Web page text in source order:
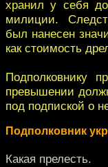
хранил у себя
милиции.
был нанесен
как стоимость
Подполковнику
превышении
под подпиской о
Подполковник
Какая прелесть.